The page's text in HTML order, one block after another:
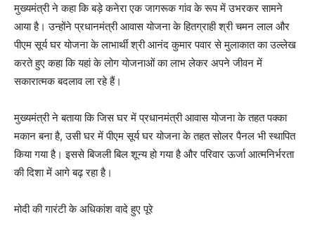
मुख्यमंत्री ने कहा कि बड़े कनेरा एक जागरूक गांव के रूप में उभरकर सामने
आया है। उन्होंने प्रधानमंत्री आवास योजना के हितग्राही श्री चमन लाल और
पीएम सूर्य घर योजना के लाभार्थी श्री आनंद कुमार पवार से मुलाकात का उल्लेख
करते हुए कहा कि यहां के लोग योजनाओं का लाभ लेकर अपने जीवन में
सकारात्मक बदलाव ला रहे हैं।
मुख्यमंत्री ने बताया कि जिस घर में प्रधानमंत्री आवास योजना के तहत पक्का
मकान बना है, उसी घर में पीएम सूर्य घर योजना के तहत सोलर पैनल भी स्थापित
किया गया है। इससे बिजली बिल शून्य हो गया है और परिवार ऊर्जा आत्मनिर्भरता
की दिशा में आगे बढ़ रहा है।
मोदी की गारंटी के अधिकांश वादे हुए पूरे